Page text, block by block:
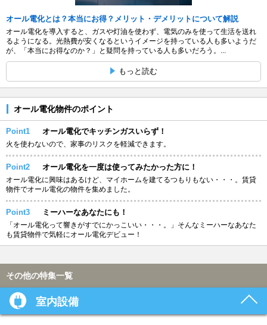
オール電化とは？本当にお得？メリット・デメリットについて解説
オール電化を導入すると、ガスや灯油を使わず、電気のみを使って生活を送れ
るようになる。光熱費が安くなるというイメージを持っている人も多いようだ
が、「本当にお得なのか？」と疑問を持っている人も多いだろう。...
もっと読む
オール電化物件のポイント
Point1 オール電化でキッチンガスいらず！
火を使わないので、家事のリスクを軽減できます。
Point2 オール電化を一度は使ってみたかった方に！
オール電化に興味はあるけど、マイホームを建てるつもりもない・・・。賃貸
物件でオール電化の物件を集めました。
Point3 ミーハーなあなたにも！
「オール電化って響きがすでにかっこいい・・・。」そんなミーハーなあなた
も賃貸物件で気軽にオール電化デビュー！
その他の特集一覧
室内設備